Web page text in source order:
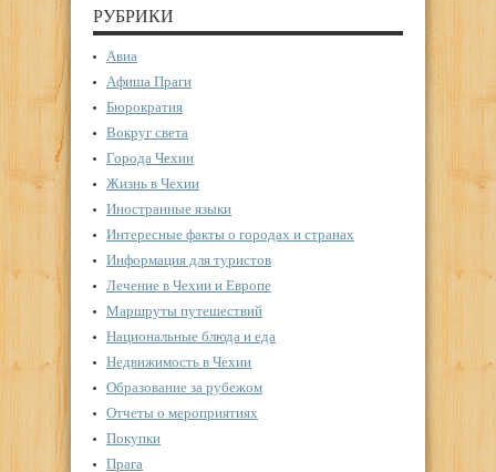
РУБРИКИ
Авиа
Афиша Праги
Бюрократия
Вокруг света
Города Чехии
Жизнь в Чехии
Иностранные языки
Интересные факты о городах и странах
Информация для туристов
Лечение в Чехии и Европе
Маршруты путешествий
Национальные блюда и еда
Недвижимость в Чехии
Образование за рубежом
Отчеты о мероприятиях
Покупки
Прага